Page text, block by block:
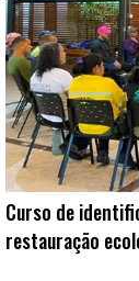
Curso de
restauração